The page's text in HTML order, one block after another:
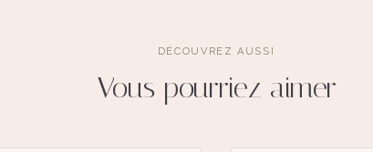
DÉCOUVREZ AUSSI
Vous pourriez aimer